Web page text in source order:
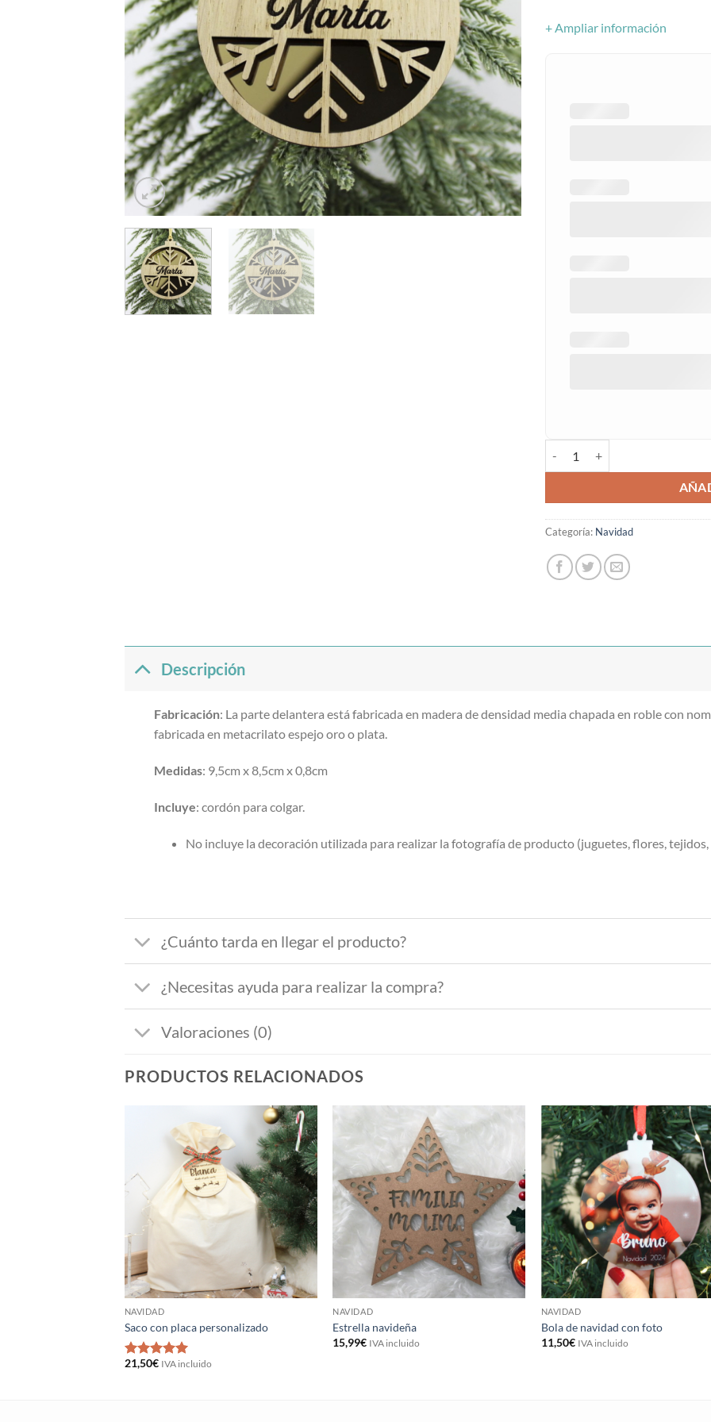
+ Ampliar información
Categoría: Navidad
Descripción
Fabricación: La parte delantera está fabricada en madera de densidad media chapada en roble con
fabricada en metacrilato espejo oro o plata.
Medidas: 9,5cm x 8,5cm x 0,8cm
Incluye: cordón para colgar.
No incluye la decoración utilizada para realizar la fotografía de producto (juguetes, flores, tejidos,
¿Cuánto tarda en llegar el producto?
¿Necesitas ayuda para realizar la compra?
Valoraciones (0)
PRODUCTOS RELACIONADOS
NAVIDAD
Saco con placa personalizado
Valorado
21,50€ IVA incluido
NAVIDAD
Estrella navideña
15,99€ IVA incluido
NAVIDAD
Bola de navidad con foto
11,50€ IVA incluido